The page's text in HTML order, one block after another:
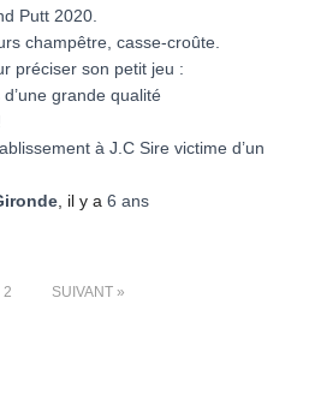
Putt 2020.
champêtre, casse-croûte.
préciser son petit jeu :
grande qualité
à J.C Sire victime d’un
, il y a 6 ans
2 SUIVANT